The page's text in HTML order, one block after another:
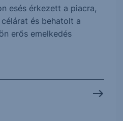
esés érkezett a piacra,
és behatolt a
erős emelkedés